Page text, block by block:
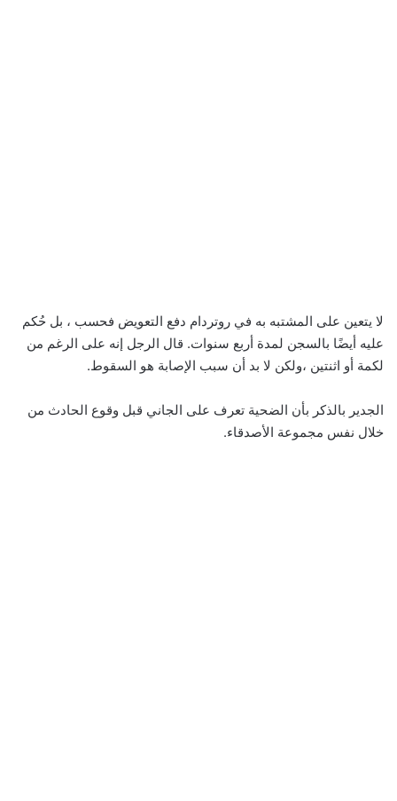
لا يتعين على المشتبه به في روتردام دفع التعويض فحسب ، بل حُكم
عليه أيضًا بالسجن لمدة أربع سنوات. قال الرجل إنه على الرغم من
لكمة أو اثنتين ،ولكن لا بد أن سبب الإصابة هو السقوط.
الجدير بالذكر بأن الضحية تعرف على الجاني قبل وقوع الحادث من
خلال نفس مجموعة الأصدقاء.